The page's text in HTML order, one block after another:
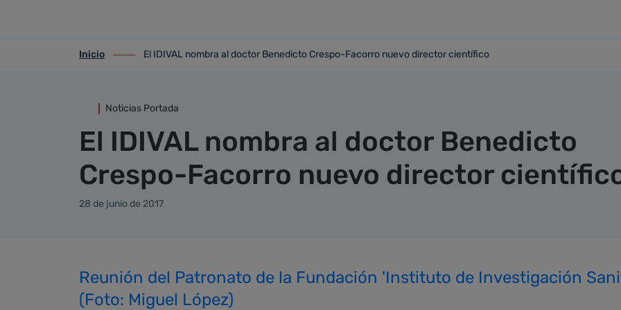
ir-a inicio
Inicio
ir-a El IDIVAL nombra al doctor Benedicto Crespo-Facorro nuevo director científico
El IDIVAL nombra al doctor Benedicto Crespo-Facorro nuevo director científico
Noticias Portada
El IDIVAL nombra al doctor Benedicto
Crespo-Facorro nuevo director
28 de junio de 2017
Reunión del Patronato de la Fundación 'Instituto de Investigación
(Foto: Miguel López)